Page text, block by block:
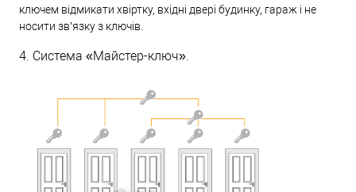
ключем відмикати хвіртку, вхідні двері будинку, гараж і не
носити зв’язку з ключів.
4. Система «Майстер-ключ».